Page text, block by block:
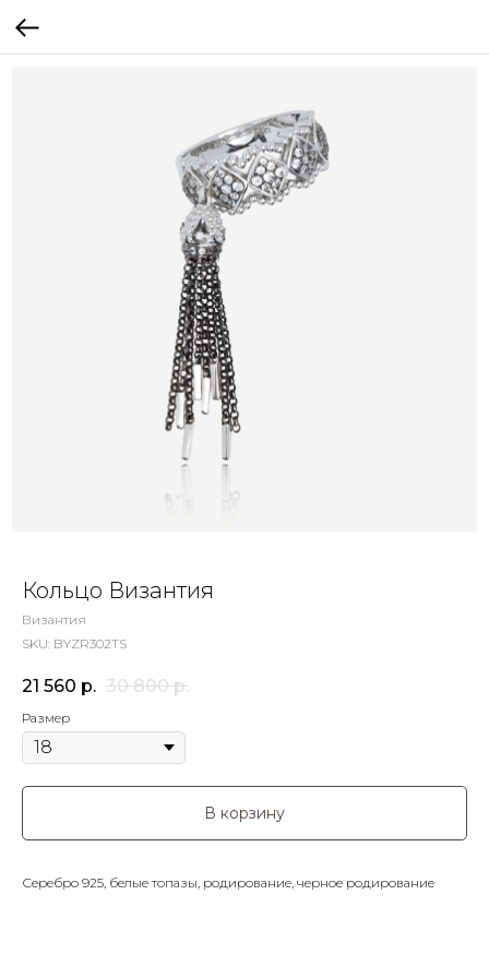
Кольцо Византия
Византия
SKU: BYZR302TS
21 560 р. 30 800 р.
Размер
В корзину
Серебро 925, белые топазы, родирование, черное родирование